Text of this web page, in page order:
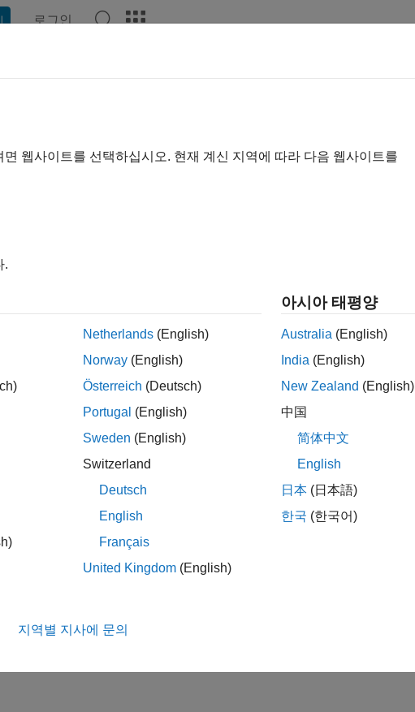
로그인
How useful was this information?
웹사이트를 선택하십시오. 현재 계신 지역에 따라 다음 웹사이트를
.
Netherlands (English)
Norway (English)
Österreich (Deutsch)
Portugal (English)
Sweden (English)
Switzerland
Deutsch
English
Français
United Kingdom (English)
아시아 태평양
Australia (English)
India (English)
New Zealand (English)
中国
简体中文
English
日本 (日本語)
한국 (한국어)
지역별 지사에 문의